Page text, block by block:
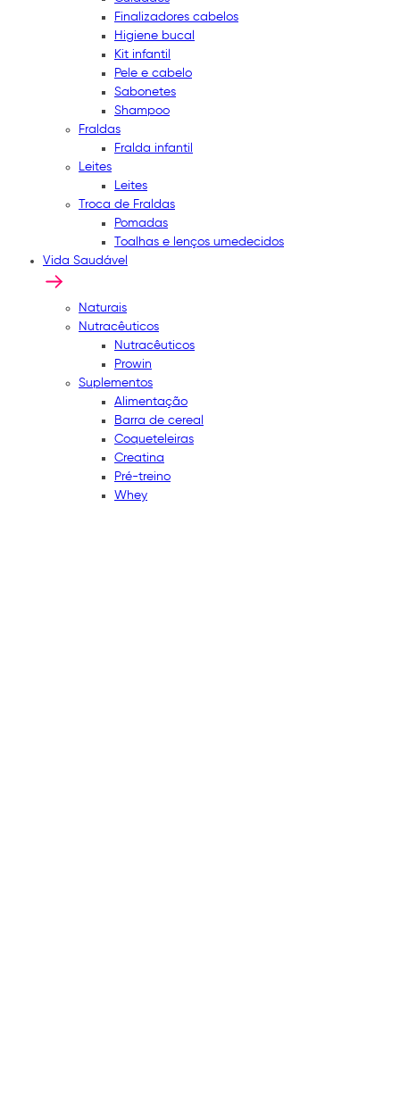
Finalizadores cabelos
Higiene bucal
Kit infantil
Pele e cabelo
Sabonetes
Shampoo
Fraldas
Fralda infantil
Leites
Leites
Troca de Fraldas
Pomadas
Toalhas e lenços umedecidos
Vida Saudável
Naturais
Nutracêuticos
Nutracêuticos
Prowin
Suplementos
Alimentação
Barra de cereal
Coqueteleiras
Creatina
Pré-treino
Whey